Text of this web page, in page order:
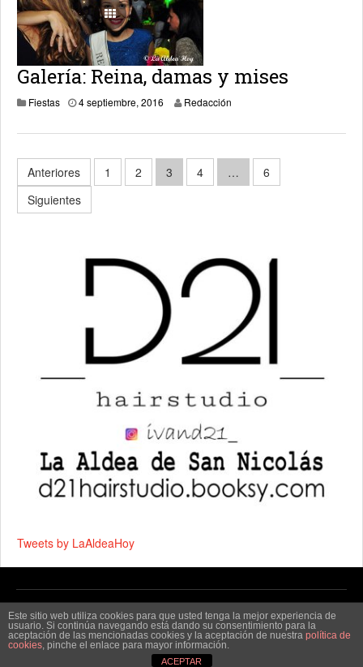
Galería: Reina, damas y mises
Fiestas 4 septiembre, 2016 17 enero, 2019
Redacción
Paginación
de
entradas
Anteriores 1 2 3 4 …
6
Siguientes
Tweets by LaAldeaHoy
Copyright © 2026 byLa Aldea Hoy - Noticias de La Aldea.
Este sitio web utiliza cookies para que usted tenga la mejor experiencia de
usuario. Si continúa navegando está dando su consentimiento para la
aceptación de las mencionadas cookies y la aceptación de nuestra política de
cookies, pinche el enlace para mayor información.
ACEPTAR